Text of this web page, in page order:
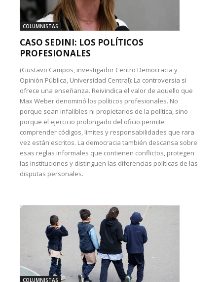
COLUMNISTAS
CASO SEDINI: LOS POLÍTICOS
PROFESIONALES
(Gustavo Campos, investigador Centro Democracia y
Opinión Pública, Universidad Central): La controversia sí
ofrece una enseñanza. Reivindica el valor de aquello que
Max Weber denominó los políticos profesionales. No
porque sean infalibles ni propietarios de la política, sino
porque el ejercicio prolongado del oficio permite
comprender códigos, límites y responsabilidades que rara
vez están escritos. La democracia también descansa sobre
esas reglas informales que contienen conflictos, protegen
las instituciones y distinguen las diferencias políticas de las
disputas personales.
COLUMNISTAS